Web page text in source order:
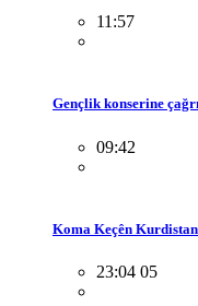
11:57
Gençlik konserine
09:42
Koma Keçên
23:04 05